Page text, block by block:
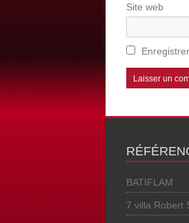
Site web
BATIFLAM
7 villa Robert